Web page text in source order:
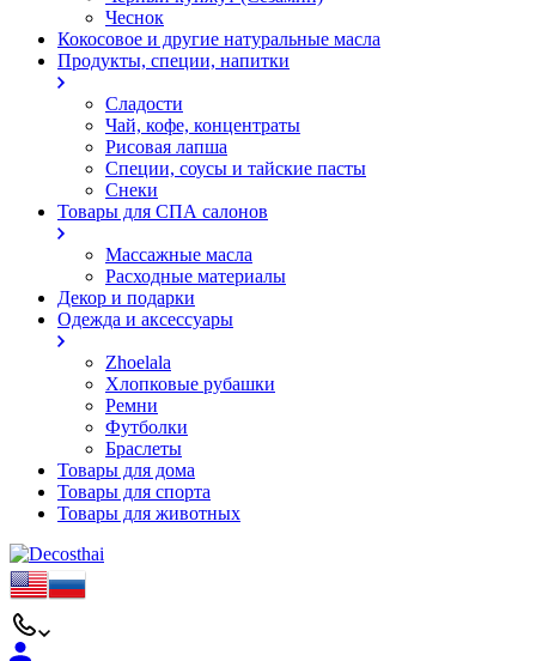
Чеснок
Кокосовое и другие натуральные масла
Продукты, специи, напитки
Сладости
Чай, кофе, концентраты
Рисовая лапша
Специи, соусы и тайские пасты
Снеки
Товары для СПА салонов
Массажные масла
Расходные материалы
Декор и подарки
Одежда и аксессуары
Zhoelala
Хлопковые рубашки
Ремни
Футболки
Браслеты
Товары для дома
Товары для спорта
Товары для животных